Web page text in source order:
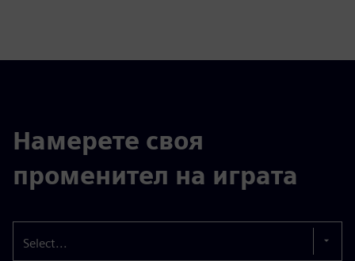
Намерете своя
променител на играта
Select...